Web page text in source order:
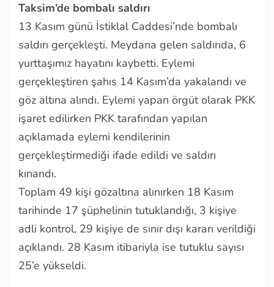
Taksim’de bombalı saldırı
13 Kasım günü İstiklal Caddesi’nde bombalı
saldırı gerçekleşti. Meydana gelen saldırıda, 6
yurttaşımız hayatını kaybetti. Eylemi
gerçekleştiren şahıs 14 Kasım’da yakalandı ve
göz altına alındı. Eylemi yapan örgüt olarak PKK
işaret edilirken PKK tarafından yapılan
açıklamada eylemi kendilerinin
gerçekleştirmediği ifade edildi ve saldırı
kınandı.
Toplam 49 kişi gözaltına alınırken 18 Kasım
tarihinde 17 şüphelinin tutuklandığı, 3 kişiye
adli kontrol, 29 kişiye de sınır dışı kararı verildiği
açıklandı. 28 Kasım itibariyla ise tutuklu sayısı
25’e yükseldi.